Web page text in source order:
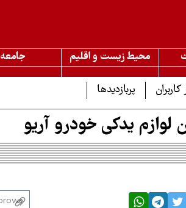
محیط زیست و اقلیم جامعه
پربازدیدها
لوازم یدکی خودرو آریو